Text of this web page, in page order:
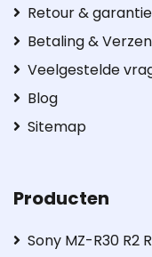
Retour & garantie
Betaling &
Veelgestelde
Blog
Sitemap
Producten
Sony MZ-R30 R2